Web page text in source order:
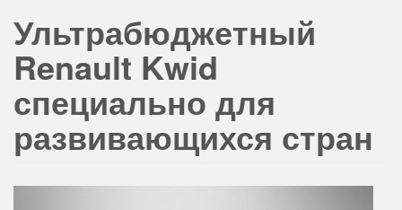
Ультрабюджетный
Renault Kwid
специально для
развивающихся стран